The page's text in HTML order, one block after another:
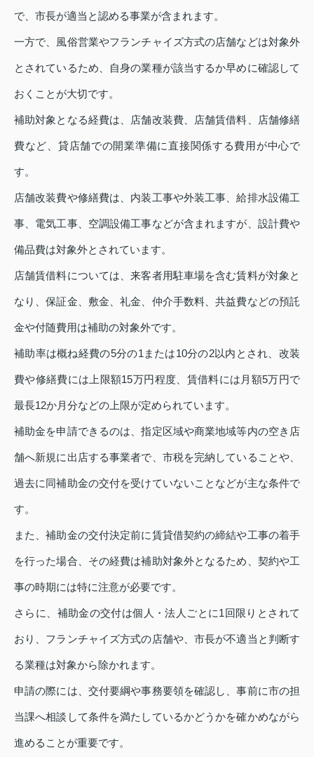
で、市長が適当と認める事業が含まれます。
一方で、風俗営業やフランチャイズ方式の店舗などは対象外
とされているため、自身の業種が該当するか早めに確認して
おくことが大切です。
補助対象となる経費は、店舗改装費、店舗賃借料、店舗修繕
費など、貸店舗での開業準備に直接関係する費用が中心で
す。
店舗改装費や修繕費は、内装工事や外装工事、給排水設備工
事、電気工事、空調設備工事などが含まれますが、設計費や
備品費は対象外とされています。
店舗賃借料については、来客者用駐車場を含む賃料が対象と
なり、保証金、敷金、礼金、仲介手数料、共益費などの預託
金や付随費用は補助の対象外です。
補助率は概ね経費の5分の1または10分の2以内とされ、改装
費や修繕費には上限額15万円程度、賃借料には月額5万円で
最長12か月分などの上限が定められています。
補助金を申請できるのは、指定区域や商業地域等内の空き店
舗へ新規に出店する事業者で、市税を完納していることや、
過去に同補助金の交付を受けていないことなどが主な条件で
す。
また、補助金の交付決定前に賃貸借契約の締結や工事の着手
を行った場合、その経費は補助対象外となるため、契約や工
事の時期には特に注意が必要です。
さらに、補助金の交付は個人・法人ごとに1回限りとされて
おり、フランチャイズ方式の店舗や、市長が不適当と判断す
る業種は対象から除かれます。
申請の際には、交付要綱や事務要領を確認し、事前に市の担
当課へ相談して条件を満たしているかどうかを確かめながら
進めることが重要です。